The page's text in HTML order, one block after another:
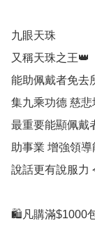
九眼天珠
又稱天珠之王👑
能助佩戴者免去
集九乘功德 慈
最重要能顯佩戴
助事業 增強領
說話更有說服力